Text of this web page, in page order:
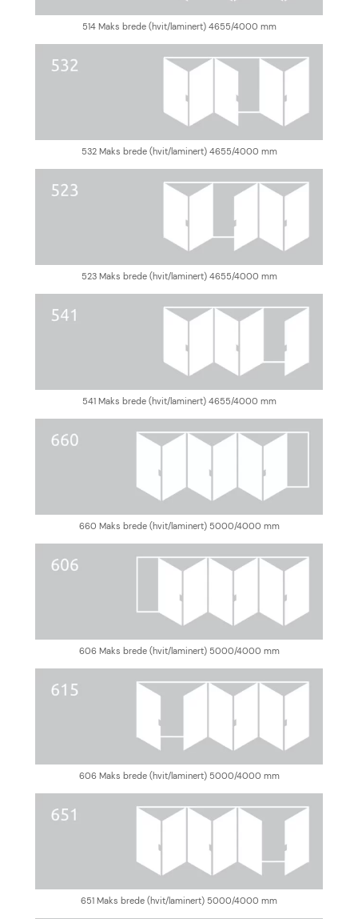
514 Maks brede (hvit/laminert) 4655/4000 mm
532 Maks brede (hvit/laminert) 4655/4000 mm
523 Maks brede (hvit/laminert) 4655/4000 mm
541 Maks brede (hvit/laminert) 4655/4000 mm
660 Maks brede (hvit/laminert) 5000/4000 mm
606 Maks brede (hvit/laminert) 5000/4000 mm
606 Maks brede (hvit/laminert) 5000/4000 mm
651 Maks brede (hvit/laminert) 5000/4000 mm